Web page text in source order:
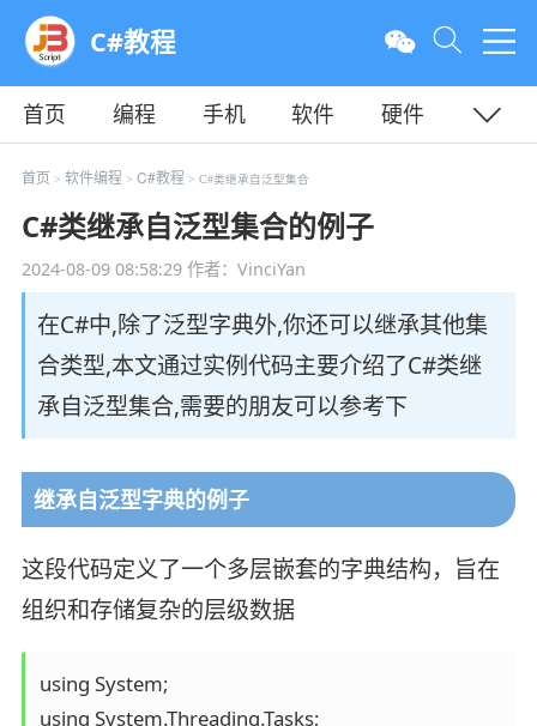
C#教程
首页 编程 手机 软件
硬件
教程
平面 服务器
首页 > 软件编程 > C#教程 > C#类继承自泛型集合
C#类继承自泛型集合的例子
2024-08-09 08:58:29作者：VinciYan
在C#中,除了泛型字典外,你还可以继承其他集
合类型,本文通过实例代码主要介绍了C#类继
承自泛型集合,需要的朋友可以参考下
继承自泛型字典的例子
这段代码定义了一个多层嵌套的字典结构，旨在
组织和存储复杂的层级数据
using System;
using System.Threading.Tasks;